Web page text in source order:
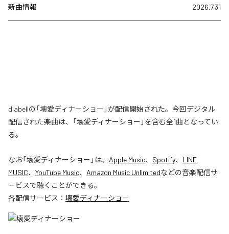
新曲情報 2026.7.31
diabellの「壊愛ディナーショー」が配信開始された。今回デジタル
配信された楽曲は、「壊愛ディナーショー」を含む全1曲となってい
る。
なお「壊愛ディナーショー 」は、 Apple Music、 Spotify、 LINE
MUSIC、 YouTube Music、 Amazon Music Unlimitedなどの音楽配信サ
ービスで聴くことができる。
各配信サービス： 壊愛ディナーショー